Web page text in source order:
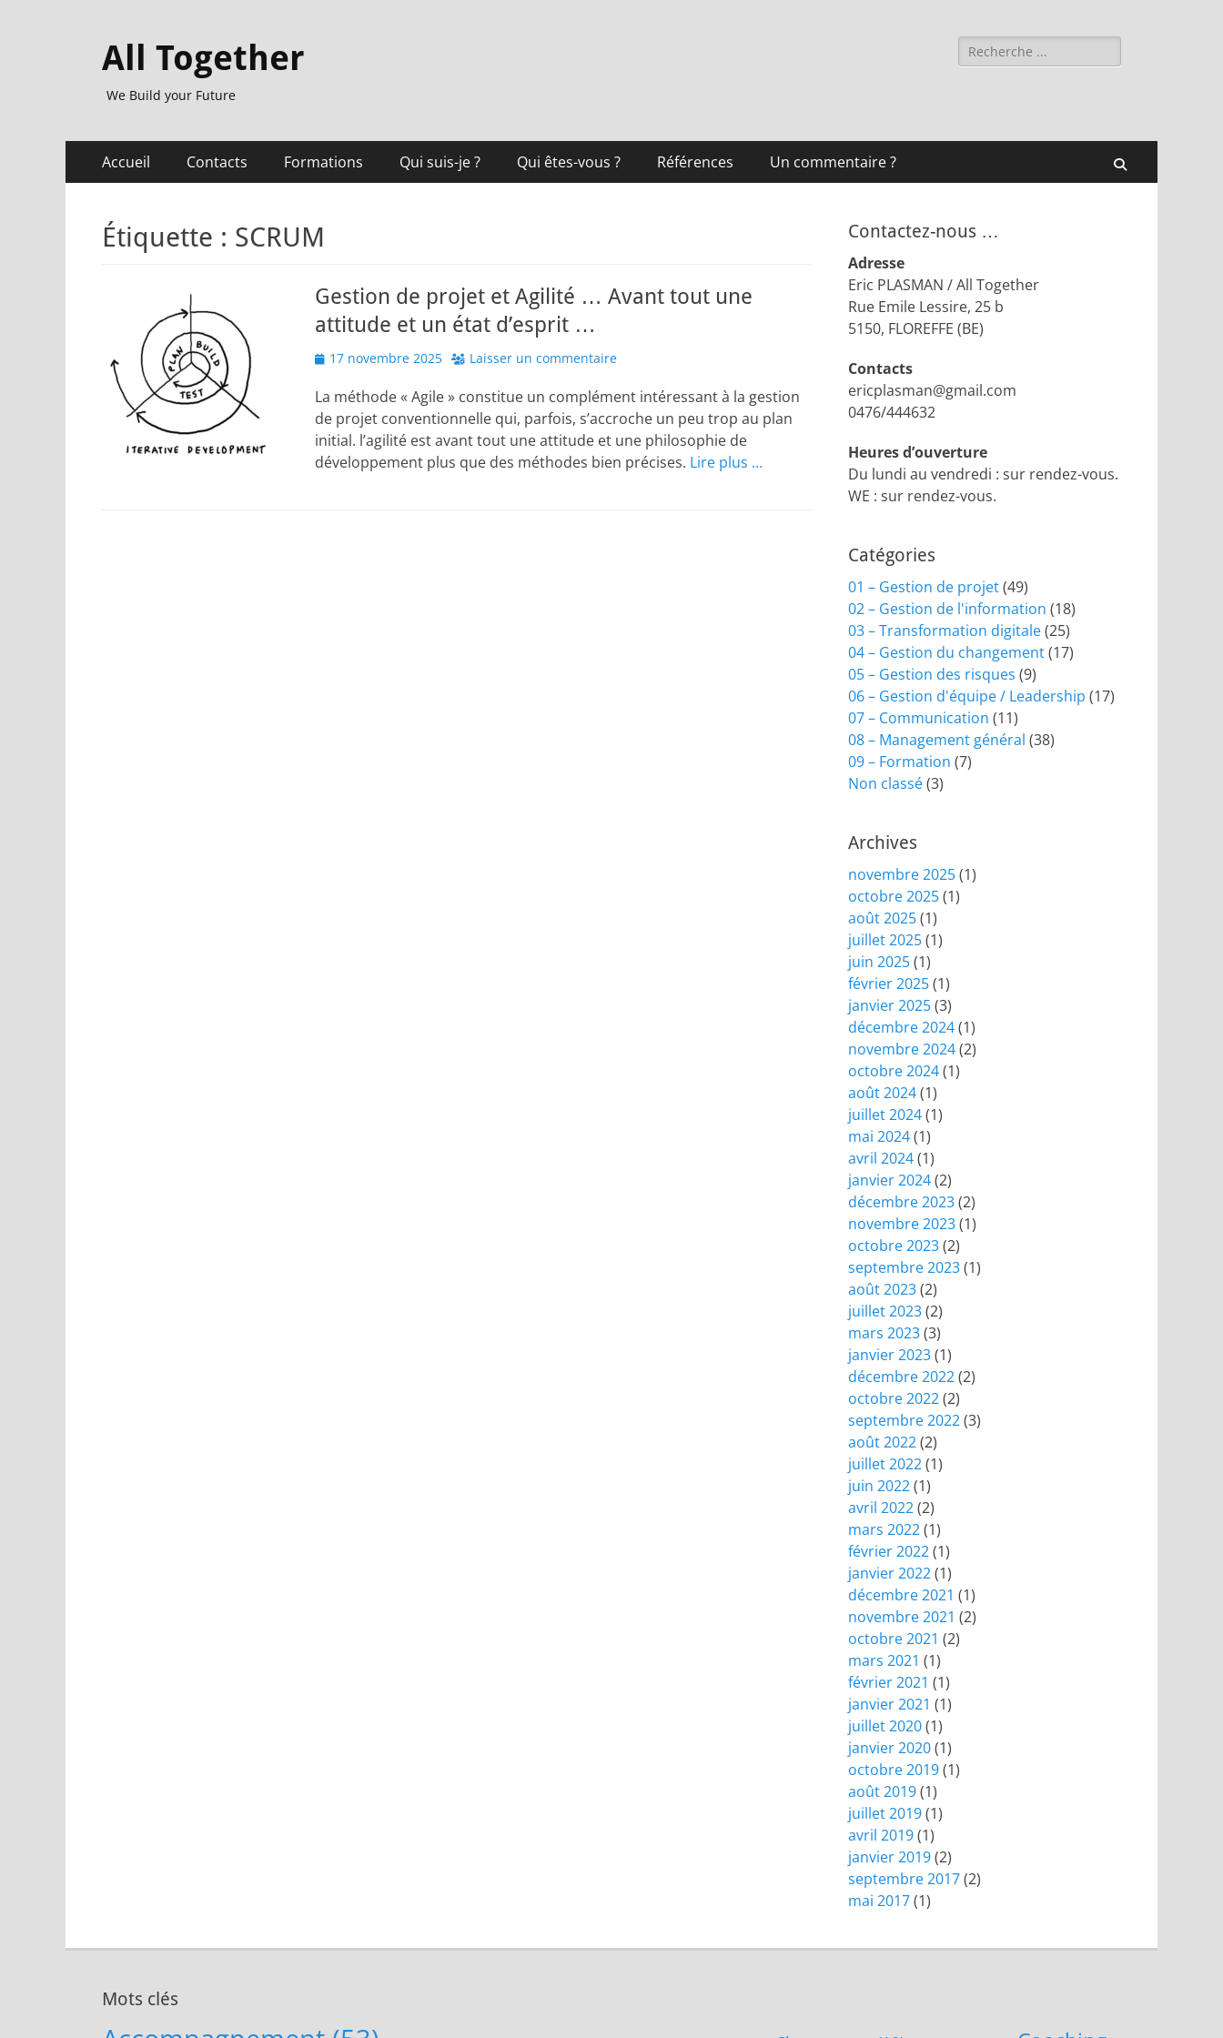
All Together
We Build your Future
Rechercher :
Menu
principal
Accueil Contacts Formations Qui suis-je ? Qui êtes-vous ? Références Un commentaire ?
Étiquette : SCRUM
Gestion de projet et Agilité … Avant tout une
attitude et un état d’esprit …
Posted
17 novembre 2025 Laisser un commentaire
La méthode « Agile » constitue un complément intéressant à la gestion
de projet conventionnelle qui, parfois, s’accroche un peu trop au plan
initial. l’agilité est avant tout une attitude et une philosophie de
développement plus que des méthodes bien précises. Lire plus …
Contactez-nous …
Adresse
Eric PLASMAN / All Together
Rue Emile Lessire, 25 b
5150, FLOREFFE (BE)
Contacts
ericplasman@gmail.com
0476/444632
Heures d’ouverture
Du lundi au vendredi : sur rendez-vous.
WE : sur rendez-vous.
Catégories
01 – Gestion de projet(49)
02 – Gestion de l'information (18)
03 – Transformation digitale(25)
04 – Gestion du changement(17)
05 – Gestion des risques (9)
06 – Gestion d'équipe / Leadership (17)
07 – Communication (11)
08 – Management général (38)
09 – Formation (7)
Non classé(3)
Archives
novembre 2025(1)
octobre 2025(1)
août 2025(1)
juillet 2025(1)
juin 2025(1)
février 2025(1)
janvier 2025(3)
décembre 2024(1)
novembre 2024(2)
octobre 2024(1)
août 2024(1)
juillet 2024(1)
mai 2024(1)
avril 2024(1)
janvier 2024(2)
décembre 2023(2)
novembre 2023(1)
octobre 2023(2)
septembre 2023(1)
août 2023(2)
juillet 2023(2)
mars 2023(3)
janvier 2023(1)
décembre 2022(2)
octobre 2022(2)
septembre 2022(3)
août 2022(2)
juillet 2022(1)
juin 2022(1)
avril 2022(2)
mars 2022(1)
février 2022(1)
janvier 2022(1)
décembre 2021 (1)
novembre 2021 (2)
octobre 2021 (2)
mars 2021 (1)
février 2021 (1)
janvier 2021 (1)
juillet 2020(1)
janvier 2020(1)
octobre 2019(1)
août 2019(1)
juillet 2019(1)
avril 2019(1)
janvier 2019(2)
septembre 2017(2)
mai 2017(1)
Mots clés